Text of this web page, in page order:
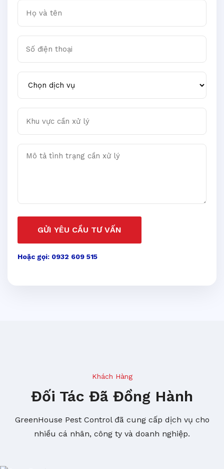
Họ và tên
Số điện thoại
Chọn dịch vụ
Khu vực cần xử lý
Mô tả tình trạng cần xử lý
GỬI YÊU CẦU TƯ VẤN
Hoặc gọi: 0932 609 515
Khách Hàng
Đối Tác Đã Đồng Hành
GreenHouse Pest Control đã cung cấp dịch vụ cho
nhiều cá nhân, công ty và doanh nghiệp.